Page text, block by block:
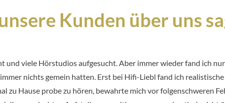
Kunden über uns
und viele Hörstudios aufgesucht. Aber immer wieder fand ich
nichts gemein hatten. Erst bei Hifi-Liebl fand ich
zu Hause probe zu hören, bewahrte mich vor folgenschweren